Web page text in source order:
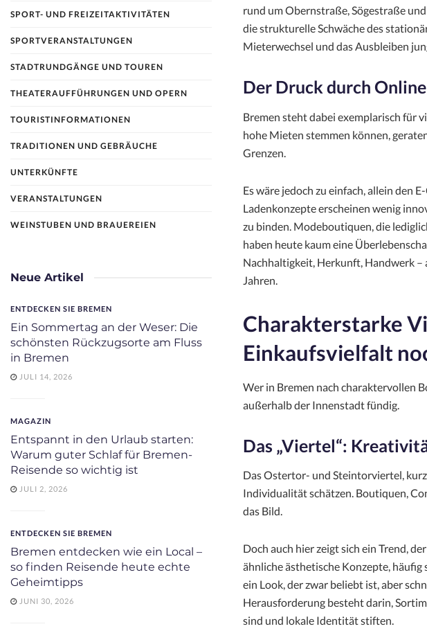
rund um Obernstraße, Sögestraße
die strukturelle Schwäche des
Mieterwechsel und das Ausbleiben
Der Druck durch
Bremen steht dabei exemplarisch für
hohe Mieten stemmen können,
Grenzen.
Es wäre jedoch zu einfach, allein den
Ladenkonzepte erscheinen wenig
zu binden. Modeboutiquen, die
haben heute kaum eine
Nachhaltigkeit, Herkunft, Handwerk –
Jahren.
Charakterstarke
Einkaufsvielfalt
Wer in Bremen nach charaktervollen
außerhalb der Innenstadt fündig.
Das „Viertel“:
Das Ostertor- und Steintorviertel,
Individualität schätzen. Boutiquen,
das Bild.
Doch auch hier zeigt sich ein Trend,
ähnliche ästhetische Konzepte,
ein Look, der zwar beliebt ist, aber
Herausforderung besteht darin,
sind und lokale Identität stiften.
SPORT- UND FREIZEITAKTIVITÄTEN
SPORTVERANSTALTUNGEN
STADTRUNDGÄNGE UND TOUREN
THEATERAUFFÜHRUNGEN UND OPERN
TOURISTINFORMATIONEN
TRADITIONEN UND GEBRÄUCHE
UNTERKÜNFTE
VERANSTALTUNGEN
WEINSTUBEN UND BRAUEREIEN
Neue Artikel
ENTDECKEN SIE BREMEN
Ein Sommertag an der Weser: Die
schönsten Rückzugsorte am Fluss
in Bremen
JULI 14, 2026
MAGAZIN
Entspannt in den Urlaub starten:
Warum guter Schlaf für Bremen-
Reisende so wichtig ist
JULI 2, 2026
ENTDECKEN SIE BREMEN
Bremen entdecken wie ein Local –
so finden Reisende heute echte
Geheimtipps
JUNI 30, 2026